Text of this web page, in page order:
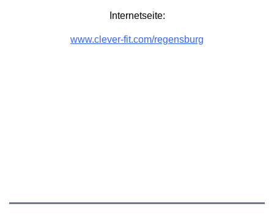
Internetseite:
www.clever-fit.com/regensburg